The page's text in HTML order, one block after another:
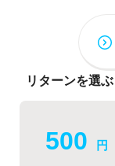
リターンを選ぶ
500 円